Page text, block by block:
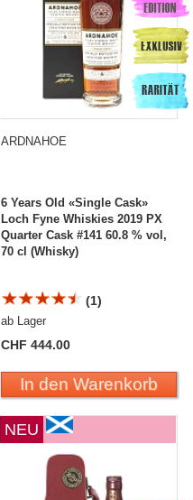
ARDNAHOE
6 Years Old «Single Cask»
Loch Fyne Whiskies 2019 PX
Quarter Cask #141 60.8 % vol,
70 cl (Whisky)
(1)
ab Lager
CHF 444.00
In den Warenkorb
NEU